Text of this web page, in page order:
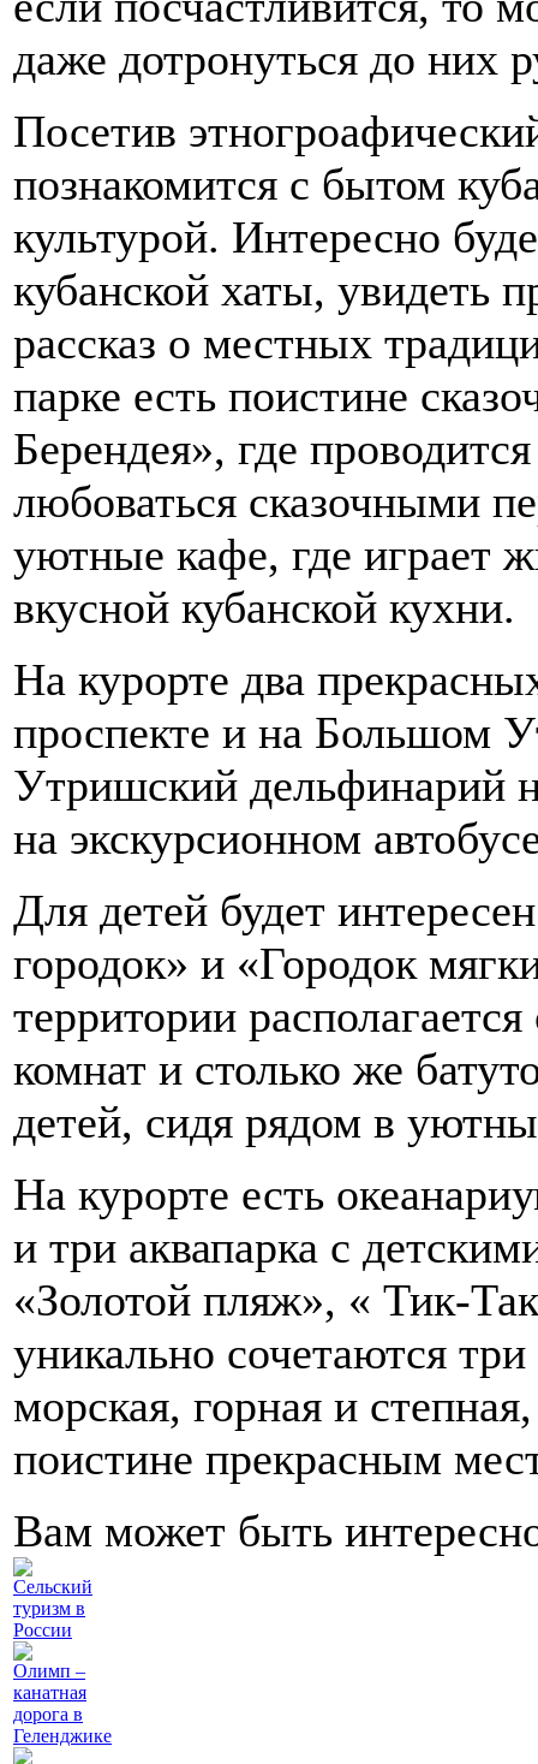
даже дотронуться до них
Посетив
познакомится с бытом
культурой. Интересно
кубанской хаты, увидеть
рассказ о местных
парке есть поистине
Берендея», где
любоваться сказочными
уютные кафе, где играет
вкусной кубанской кухни.
На курорте два
проспекте и на Большом
Утришский дельфинарий
на экскурсионном
Для детей будет
городок» и «Городок
территории
комнат и столько же
детей, сидя рядом в
На курорте есть
и три аквапарка с
«Золотой пляж», « Тик-
уникально сочетаются
морская, горная и
поистине прекрасным
Вам может быть
Сельский
туризм в
России
Олимп –
канатная
дорога в
Геленджике